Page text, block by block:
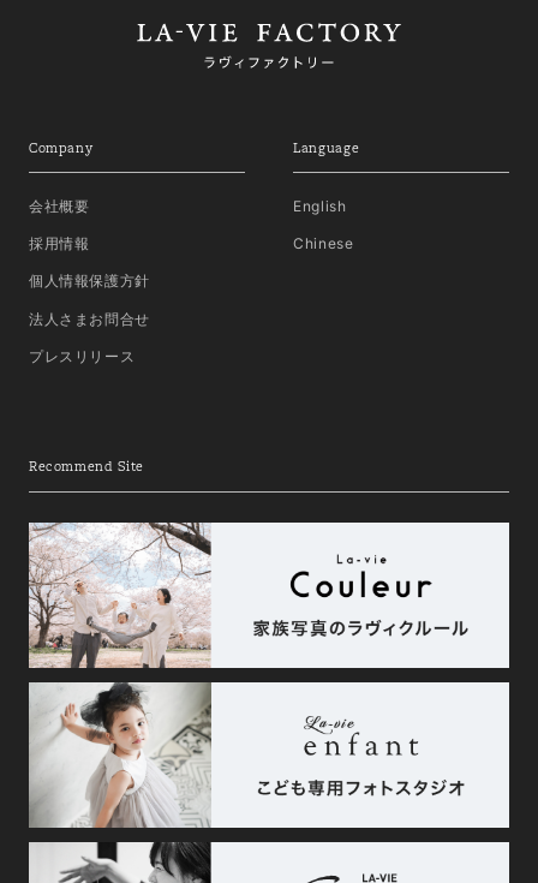
Company
会社概要
採用情報
個人情報保護方針
法人さまお問合せ
プレスリリース
Language
English
Chinese
Recommend Site